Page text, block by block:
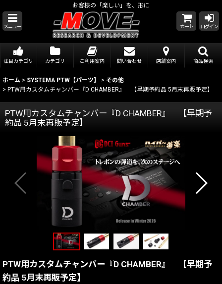
お客様の「楽しい」を、形に
メニュー カート ログイン
注目カテゴリ カテゴリ ご利用案内 問い合わせ 店舗案内 商品検索
ホーム > SYSTEMA PTW【パーツ】 > その他
> PTW用カスタムチャンバー『D CHAMBER』 【早期予約品 5月末再販予定】
PTW用カスタムチャンバー『D CHAMBER』 【早期予
約品 5月末再販予定】
PTW用カスタムチャンバー『D CHAMBER』 【早期予
約品 5月末再販予定】